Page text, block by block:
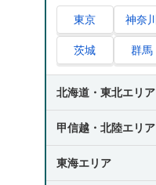
東京 神奈川
茨城 群馬
北海道・東北エリア
甲信越・北陸エリア
東海エリア